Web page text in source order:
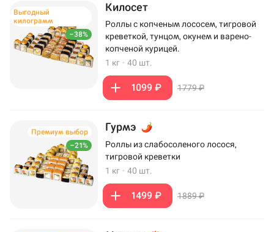
–38%
Выгодный
килограмм
Килосет
Роллы с копченым лососем, тигровой
креветкой, тунцом, окунем и варено-
копченой курицей.
1 кг · 40 шт.
1099 ₽ 1779 ₽
–21%
Премиум выбор Гурмэ
Роллы из слабосоленого лосося,
тигровой креветки
1 кг · 40 шт.
1499 ₽ 1889 ₽